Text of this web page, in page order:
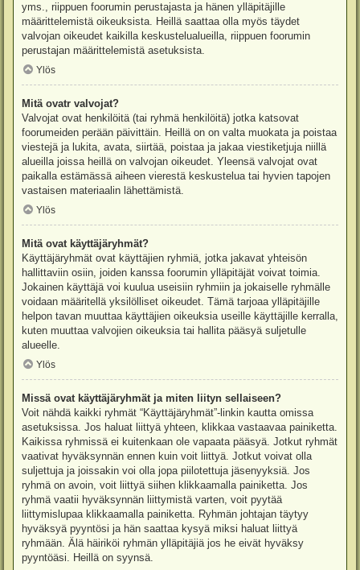
yms., riippuen foorumin perustajasta ja hänen ylläpitäjille
määrittelemistä oikeuksista. Heillä saattaa olla myös täydet
valvojan oikeudet kaikilla keskustelualueilla, riippuen foorumin
perustajan määrittelemistä asetuksista.
Ylös
Mitä ovatr valvojat?
Valvojat ovat henkilöitä (tai ryhmä henkilöitä) jotka katsovat
foorumeiden perään päivittäin. Heillä on on valta muokata ja poistaa
viestejä ja lukita, avata, siirtää, poistaa ja jakaa viestiketjuja niillä
alueilla joissa heillä on valvojan oikeudet. Yleensä valvojat ovat
paikalla estämässä aiheen vierestä keskustelua tai hyvien tapojen
vastaisen materiaalin lähettämistä.
Ylös
Mitä ovat käyttäjäryhmät?
Käyttäjäryhmät ovat käyttäjien ryhmiä, jotka jakavat yhteisön
hallittaviin osiin, joiden kanssa foorumin ylläpitäjät voivat toimia.
Jokainen käyttäjä voi kuulua useisiin ryhmiin ja jokaiselle ryhmälle
voidaan määritellä yksilölliset oikeudet. Tämä tarjoaa ylläpitäjille
helpon tavan muuttaa käyttäjien oikeuksia useille käyttäjille kerralla,
kuten muuttaa valvojien oikeuksia tai hallita pääsyä suljetulle
alueelle.
Ylös
Missä ovat käyttäjäryhmät ja miten liityn sellaiseen?
Voit nähdä kaikki ryhmät “Käyttäjäryhmät”-linkin kautta omissa
asetuksissa. Jos haluat liittyä yhteen, klikkaa vastaavaa painiketta.
Kaikissa ryhmissä ei kuitenkaan ole vapaata pääsyä. Jotkut ryhmät
vaativat hyväksynnän ennen kuin voit liittyä. Jotkut voivat olla
suljettuja ja joissakin voi olla jopa piilotettuja jäsenyyksiä. Jos
ryhmä on avoin, voit liittyä siihen klikkaamalla painiketta. Jos
ryhmä vaatii hyväksynnän liittymistä varten, voit pyytää
liittymislupaa klikkaamalla painiketta. Ryhmän johtajan täytyy
hyväksyä pyyntösi ja hän saattaa kysyä miksi haluat liittyä
ryhmään. Älä häiriköi ryhmän ylläpitäjiä jos he eivät hyväksy
pyyntöäsi. Heillä on syynsä.